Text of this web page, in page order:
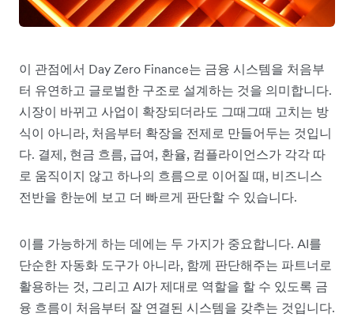
이 관점에서 Day Zero Finance는 금융 시스템을 처음부
터 유연하고 글로벌한 구조로 설계하는 것을 의미합니다.
시장이 바뀌고 사업이 확장되더라도 그때그때 고치는 방
식이 아니라, 처음부터 확장을 전제로 만들어두는 것입니
다. 결제, 현금 흐름, 급여, 환율, 컴플라이언스가 각각 따
로 움직이지 않고 하나의 흐름으로 이어질 때, 비즈니스
전반을 한눈에 보고 더 빠르게 판단할 수 있습니다.
이를 가능하게 하는 데에는 두 가지가 중요합니다. AI를
단순한 자동화 도구가 아니라, 함께 판단해주는 파트너로
활용하는 것, 그리고 AI가 제대로 역할을 할 수 있도록 금
융 흐름이 처음부터 잘 연결된 시스템을 갖추는 것입니다.